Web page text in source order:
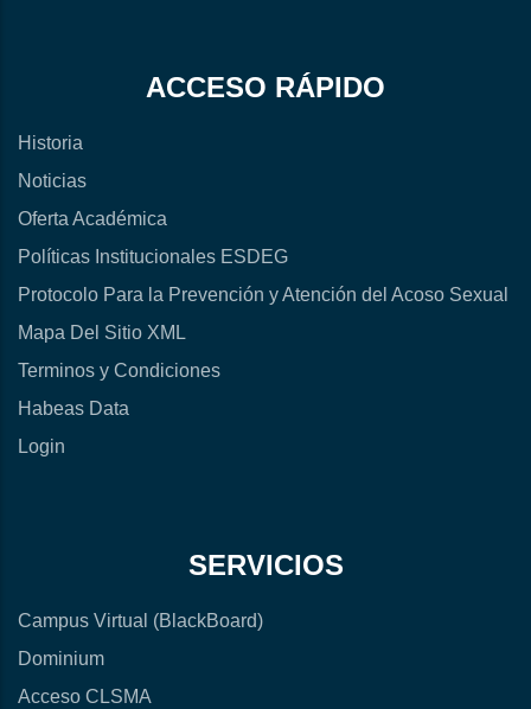
ACCESO RÁPIDO
Historia
Noticias
Oferta Académica
Políticas Institucionales ESDEG
Protocolo Para la Prevención y Atención del Acoso Sexual
Mapa Del Sitio XML
Terminos y Condiciones
Habeas Data
Login
SERVICIOS
Campus Virtual (BlackBoard)
Dominium
Acceso CLSMA